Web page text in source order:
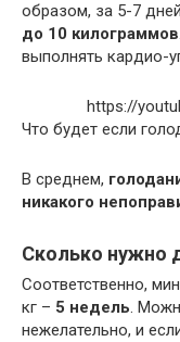
образом, за 5-7
до 10 килограммов
выполнять кардио-
https://
Что будет если
В среднем,
никакого
Сколько нужно
Соответственно,
кг – 5 недель.
нежелательно, и